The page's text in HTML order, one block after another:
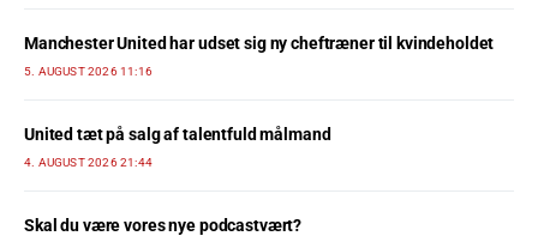
Manchester United har udset sig ny cheftræner til kvindeholdet
5. AUGUST 2026 11:16
United tæt på salg af talentfuld målmand
4. AUGUST 2026 21:44
Skal du være vores nye podcastvært?